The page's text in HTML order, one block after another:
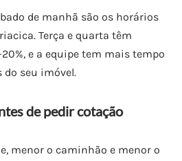
de manhã são os horários
Terça e quarta têm
e a equipe tem mais tempo
do seu imóvel.
de pedir cotação
menor o caminhão e menor o